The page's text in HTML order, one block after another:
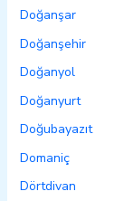
Doğanşar
Doğanşehir
Doğanyol
Doğanyurt
Doğubayazıt
Domaniç
Dörtdivan